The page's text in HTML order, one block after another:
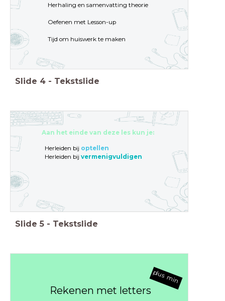
Herhaling en samenvatting theorie
Oefenen met Lesson-up
Tijd om huiswerk te maken
Slide 4 - Tekstslide
Aan het einde van deze les kun je:
Herleiden bij optellen
Herleiden bijvermenigvuldigen
Slide 5 - Tekstslide
Rekenen met letters
plus min